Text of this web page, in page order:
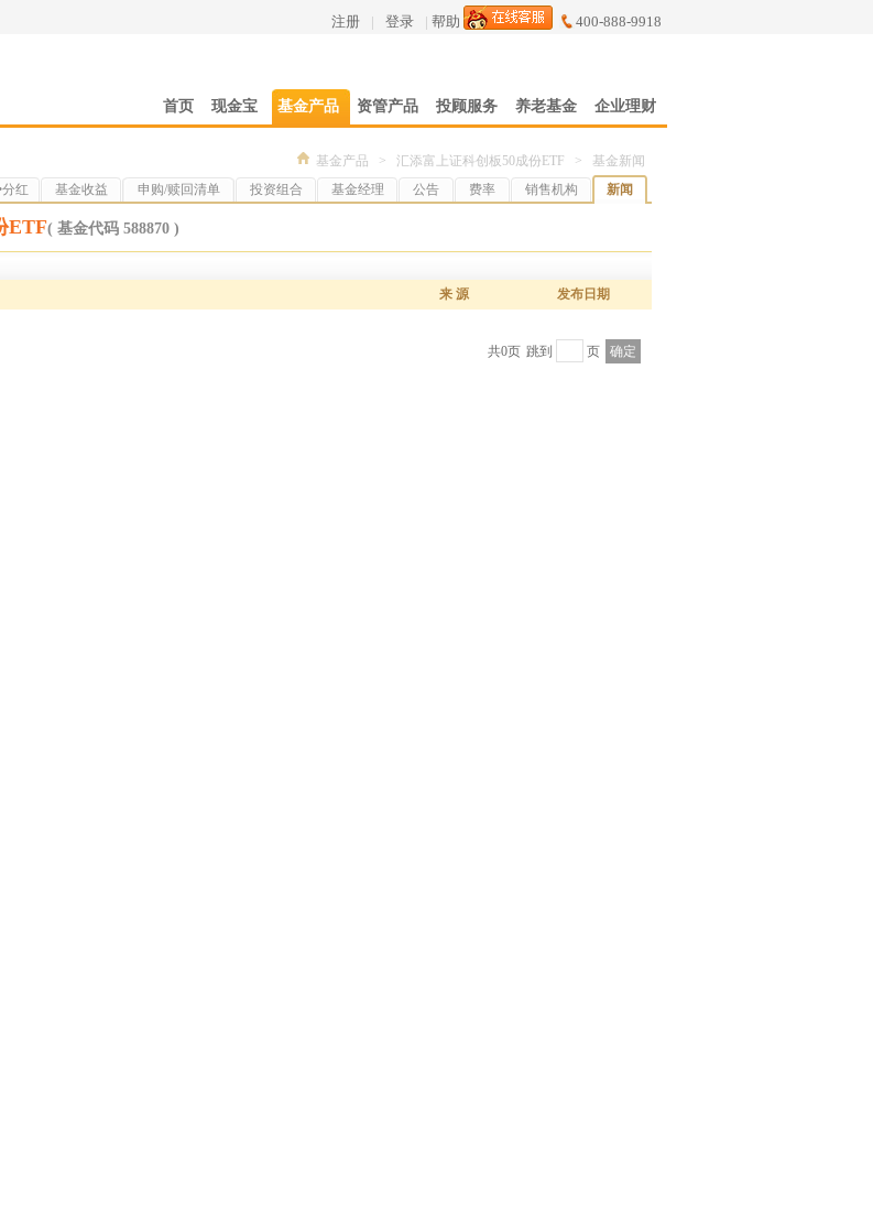
注册 | 登录 | 帮助 400-888-9918
首页 现金宝 基金产品 资管产品 投顾服务 养老基金 企业理财
基金产品 > 汇添富上证科创板50成份ETF > 基金新闻
分红 基金收益 申购/赎回清单 投资组合 基金经理 公告 费率 销售机构 新闻
ETF( 基金代码 588870 )
来 源 发布日期
共0页 跳到 页 确定